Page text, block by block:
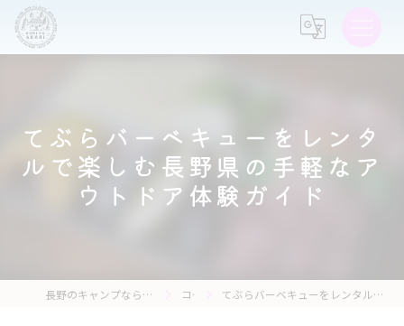
てぶらバーベキューをレンタ
ルで楽しむ長野県の手軽なア
ウトドア体験ガイド
長野のキャンプなら森の灯キャンプ場・茶亭 森の灯 コラム てぶらバーベキューをレンタルで楽しむ長野県の手軽なアウトドア体験ガイド